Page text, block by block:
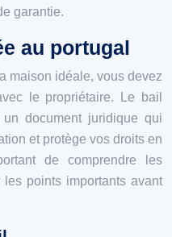
garantie.
au portugal
maison idéale, vous devez
le propriétaire. Le bail
document juridique qui
et protège vos droits en
de comprendre les
points importants avant